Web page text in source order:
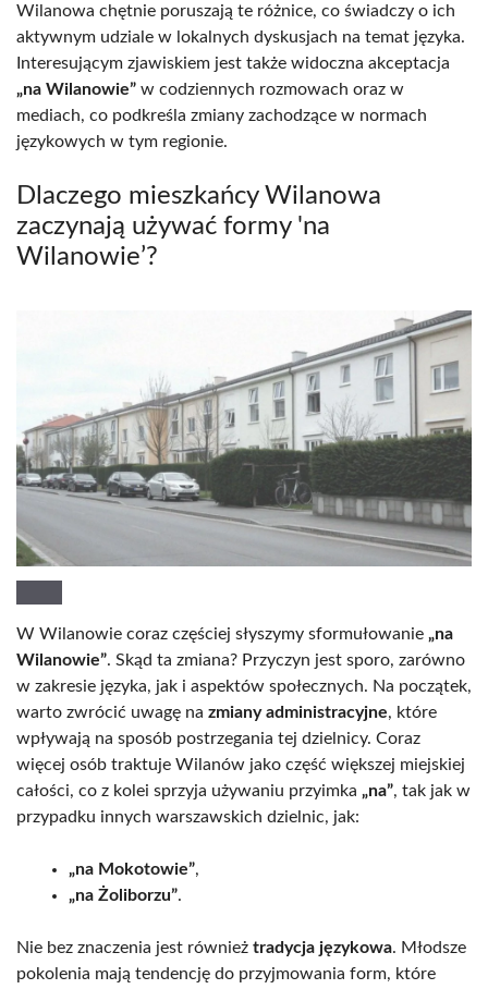
Wilanowa chętnie poruszają te różnice, co świadczy o ich
aktywnym udziale w lokalnych dyskusjach na temat języka.
Interesującym zjawiskiem jest także widoczna akceptacja
„na Wilanowie” w codziennych rozmowach oraz w
mediach, co podkreśla zmiany zachodzące w normach
językowych w tym regionie.
Dlaczego mieszkańcy Wilanowa
zaczynają używać formy 'na
Wilanowie’?
W Wilanowie coraz częściej słyszymy sformułowanie „na
Wilanowie”. Skąd ta zmiana? Przyczyn jest sporo, zarówno
w zakresie języka, jak i aspektów społecznych. Na początek,
warto zwrócić uwagę na zmiany administracyjne, które
wpływają na sposób postrzegania tej dzielnicy. Coraz
więcej osób traktuje Wilanów jako część większej miejskiej
całości, co z kolei sprzyja używaniu przyimka „na”, tak jak w
przypadku innych warszawskich dzielnic, jak:
„na Mokotowie”,
„na Żoliborzu”.
Nie bez znaczenia jest również tradycja językowa. Młodsze
pokolenia mają tendencję do przyjmowania form, które